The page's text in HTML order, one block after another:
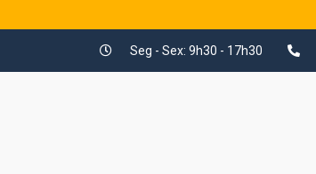
Seg - Sex: 9h30 - 17h30